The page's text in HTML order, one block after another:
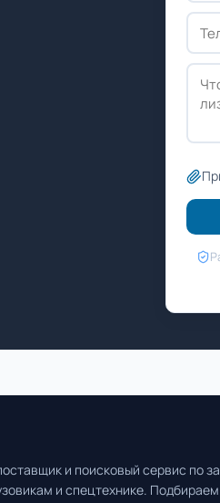
и поисковый сервис по
и спецтехнике.